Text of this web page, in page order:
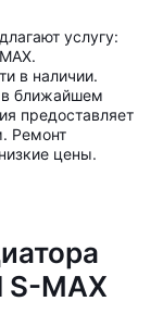
услугу:
в наличии.
в ближайшем
предоставляет
Ремонт
цены.
S-MAX